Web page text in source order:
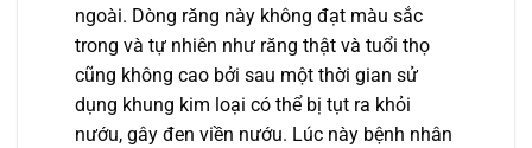
ngoài. Dòng răng này không đạt màu sắc
trong và tự nhiên như răng thật và tuổi thọ
cũng không cao bởi sau một thời gian sử
dụng khung kim loại có thể bị tụt ra khỏi
nướu, gây đen viền nướu. Lúc này bệnh nhân